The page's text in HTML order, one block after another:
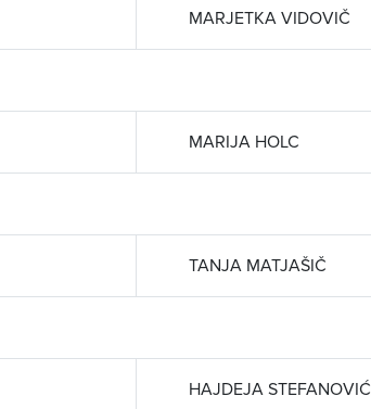
MARJETKA VIDOVIČ
MARIJA HOLC
TANJA MATJAŠIČ
HAJDEJA STEFANOVIĆ